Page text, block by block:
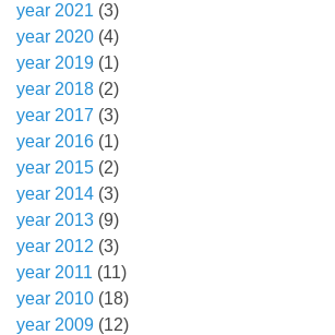
year 2021 (3)
year 2020 (4)
year 2019 (1)
year 2018 (2)
year 2017 (3)
year 2016 (1)
year 2015 (2)
year 2014 (3)
year 2013 (9)
year 2012 (3)
year 2011 (11)
year 2010 (18)
year 2009 (12)